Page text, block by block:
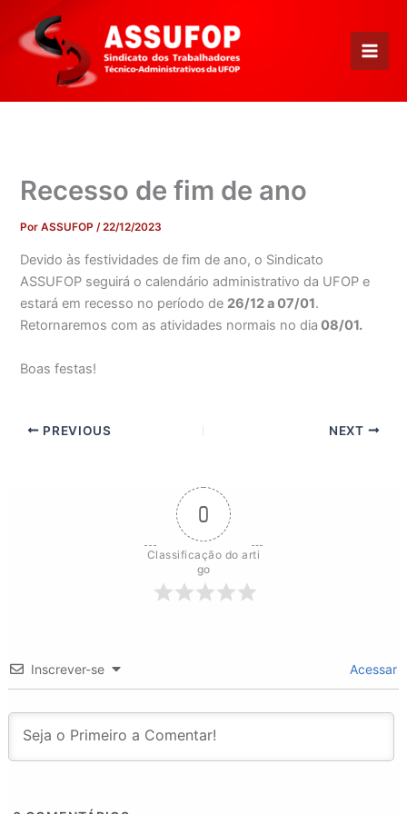
para
conteúdo
Recesso de fim de ano
PorASSUFOP/22/12/2023
Devido às festividades de fim de ano, o Sindicato
ASSUFOP seguirá o calendário administrativo da UFOP e
estará em recesso no período de 26/12 a 07/01.
Retornaremos com as atividades normais no dia 08/01.
Boas festas!
PREVIOUS NEXT
0
Classificação do arti
go
Inscrever-se Acessar